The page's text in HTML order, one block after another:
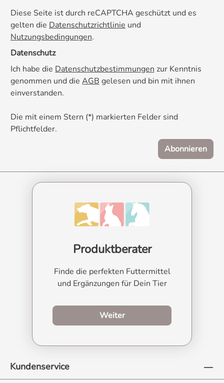
Diese Seite ist durch reCAPTCHA geschützt und es
gelten die Datenschutzrichtlinie und
Nutzungsbedingungen.
Datenschutz
Ich habe die Datenschutzbestimmungen zur Kenntnis
genommen und die AGB gelesen und bin mit ihnen
einverstanden.
Die mit einem Stern (*) markierten Felder sind
Pflichtfelder.
Abonnieren
Produktberater
Finde die perfekten Futtermittel
und Ergänzungen für Dein Tier
Weiterzum Produktberater
Kundenservice